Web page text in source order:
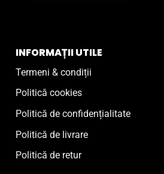
INFORMAȚII UTILE
Termeni & condiții
Politică cookies
Politică de confidențialitate
Politică de livrare
Politică de retur